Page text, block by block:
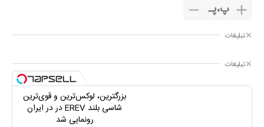
پ،پـ
تبلیغات
تبلیغات
بزرگترین، لوکس‌ترین و قوی‌ترین
شاسی بلند EREV در در ایران
رونمایی شد